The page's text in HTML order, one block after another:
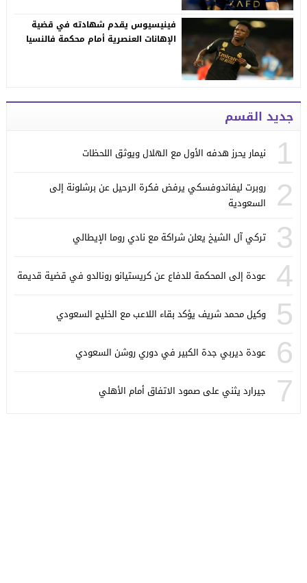
فينيسيوس يقدم شهادته في قضية
الإهانات العنصرية أمام محكمة فالنسيا
جديد القسم
1 نيمار يحرز هدفه الأول مع الهلال ويوثق اللحظات
2
روبرت ليفاندوفسكي يرفض فكرة الرحيل عن برشلونة إلى
السعودية
3 تركي آل الشيخ يعلن شراكة مع نادي روما الإيطالي
4 عودة إلى المحكمة للدفاع عن كريستيانو رونالدو في قضية قديمة
5 وكيل محمد شريف يؤكد بقاء اللاعب مع الخليج السعودي
6 عودة ديربي جدة الكبير في دوري روشن السعودي
7 جيرارد يثني على صمود الاتفاق أمام الأهلي